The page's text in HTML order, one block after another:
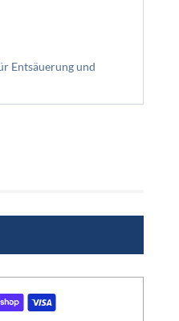
Entsäuerung und